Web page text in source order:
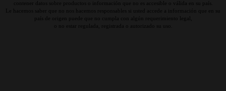
contener datos sobre productos o información que no es accesible o válida en su país.
Le hacemos saber que no nos hacemos responsables si usted accede a información que en su
país de origen puede que no cumpla con algún requerimiento legal,
o no estar regulada, registrada o autorizado su uso.